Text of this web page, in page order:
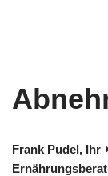
Frank Pudel, Ihr